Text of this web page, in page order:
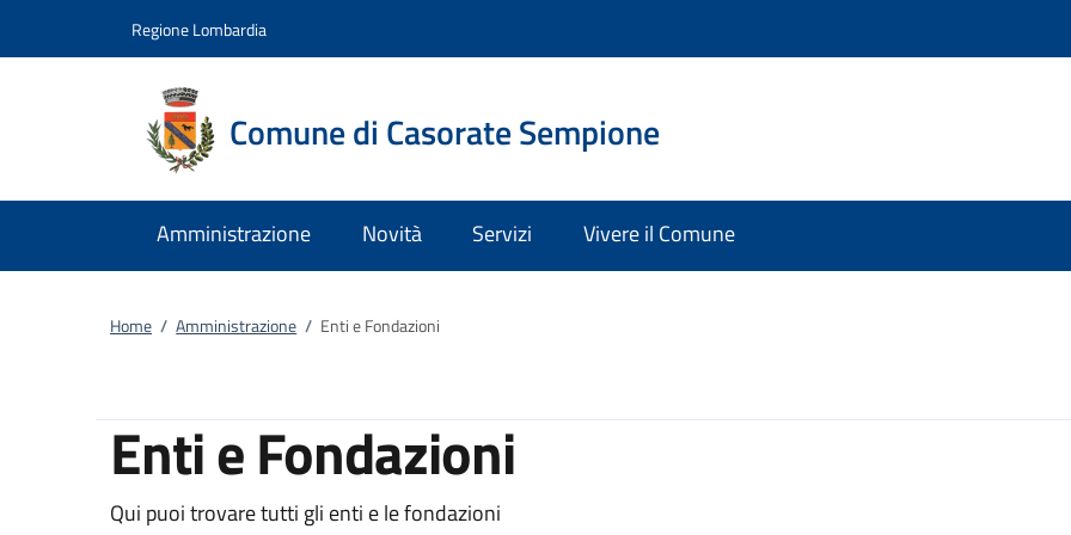
Regione Lombardia
Comune di Casorate Sempione
Amministrazione Novità Servizi Vivere il Comune
Home / Amministrazione / Enti e Fondazioni
Enti e Fondazioni
Qui puoi trovare tutti gli enti e le fondazioni